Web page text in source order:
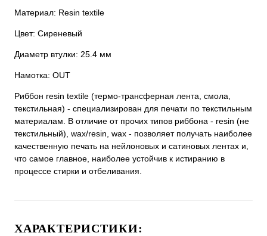
Материал: Resin textile
Цвет: Сиреневый
Диаметр втулки: 25.4 мм
Намотка: OUT
Риббон resin textile (термо-трансферная лента, смола,
текстильная) - специализирован для печати по текстильным
материалам. В отличие от прочих типов риббона - resin (не
текстильный), wax/resin, wax - позволяет получать наиболее
качественную печать на нейлоновых и сатиновых лентах и,
что самое главное, наиболее устойчив к истиранию в
процессе стирки и отбеливания.
ХАРАКТЕРИСТИКИ: